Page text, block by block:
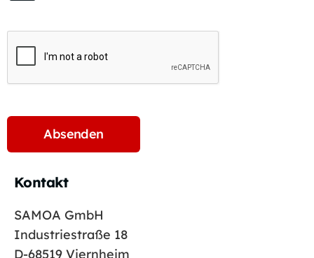
Kontakt
SAMOA GmbH
Industriestraße 18
D-68519 Viernheim